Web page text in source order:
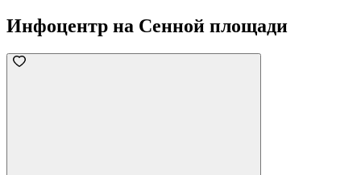
Инфоцентр на Сенной площади